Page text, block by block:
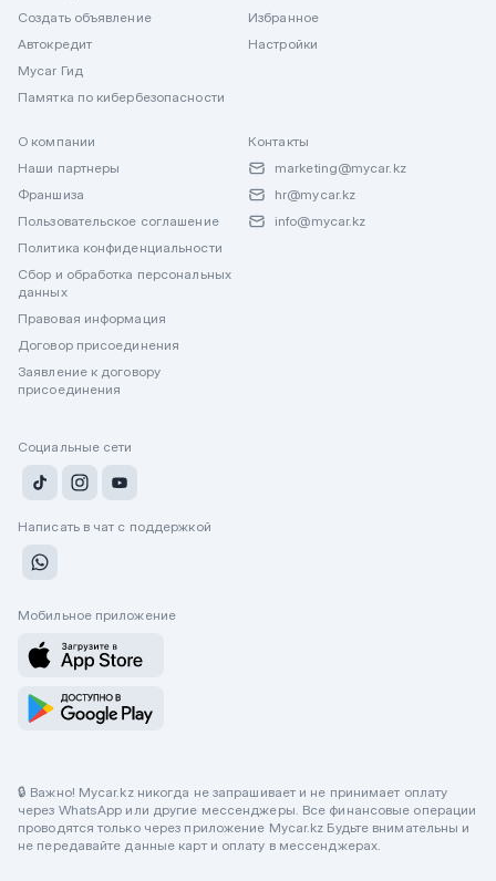
Создать объявление
Автокредит
Mycar Гид
Памятка по кибербезопасности
Избранное
Настройки
О компании
Наши партнеры
Франшиза
Пользовательское соглашение
Политика конфиденциальности
Сбор и обработка персональных
данных
Правовая информация
Договор присоединения
Заявление к договору
присоединения
Контакты
marketing@mycar.kz
hr@mycar.kz
info@mycar.kz
Социальные сети
Написать в чат с поддержкой
Мобильное приложение
🔒 Важно! Mycar.kz никогда не запрашивает и не принимает оплату
через WhatsApp или другие мессенджеры. Все финансовые операции
проводятся только через приложение Mycar.kz Будьте внимательны и
не передавайте данные карт и оплату в мессенджерах.